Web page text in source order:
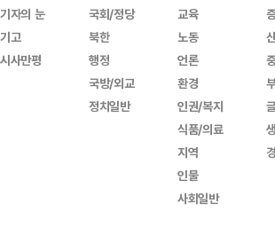
기자의 눈
기고
시사만평
국회/정당
북한
행정
국방/외교
정치일반
교육
노동
언론
환경
인권/복지
식품/의료
지역
인물
사회일반